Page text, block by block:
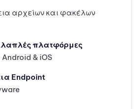
αρχείων και φακέλων
πλατφόρμες
& iOS
Endpoint